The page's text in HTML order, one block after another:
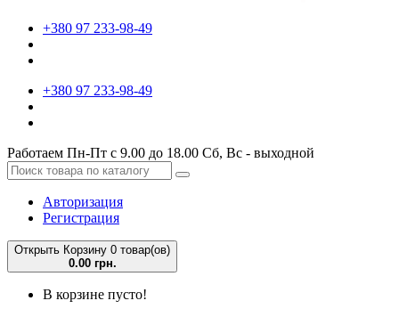
+380 97 233-98-49
+380 97 233-98-49
Работаем Пн-Пт с 9.00 до 18.00 Сб, Вс - выходной
Авторизация
Регистрация
Открыть Корзину 0 товар(ов)
0.00 грн.
В корзине пусто!